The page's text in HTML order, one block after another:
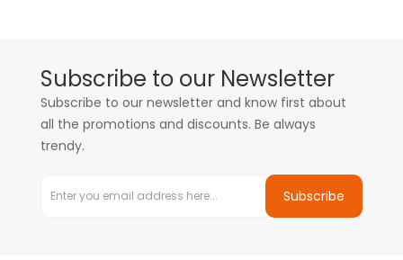
Subscribe to our Newsletter
Subscribe to our newsletter and know first about
all the promotions and discounts. Be always
trendy.
Subscribe